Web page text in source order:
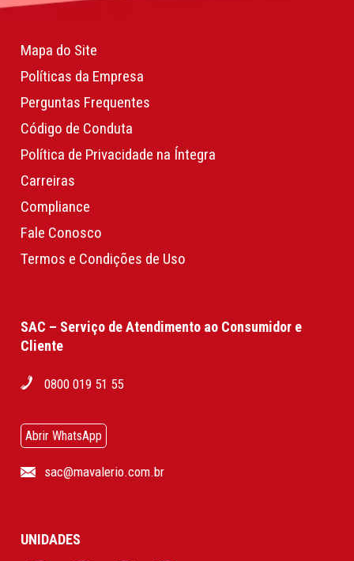
Mapa do Site
Políticas da Empresa
Perguntas Frequentes
Código de Conduta
Política de Privacidade na Íntegra
Carreiras
Compliance
Fale Conosco
Termos e Condições de Uso
SAC – Serviço de Atendimento ao Consumidor e
Cliente
0800 019 51 55
Abrir WhatsApp
sac@mavalerio.com.br
UNIDADES